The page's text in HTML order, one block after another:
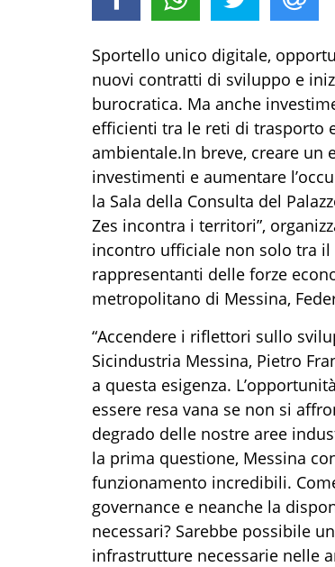
Sportello unico digitale,
nuovi contratti di sviluppo e
burocratica. Ma anche
efficienti tra le reti di trasporto
ambientale.In breve, creare un
investimenti e aumentare
la Sala della Consulta del
Zes incontra i territori”,
incontro ufficiale non solo tra il
rappresentanti delle forze
metropolitano di Messina,
“Accendere i riflettori sullo
Sicindustria Messina, Pietro
a questa esigenza.
essere resa vana se non si
degrado delle nostre aree
la prima questione, Messina
funzionamento incredibili. C
governance e neanche la dispo
necessari? Sarebbe possibile
infrastrutture necessarie nelle